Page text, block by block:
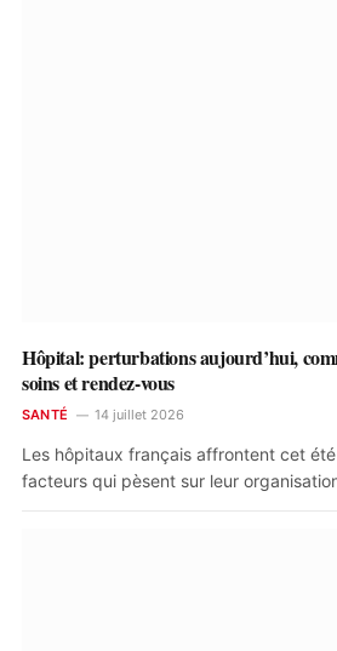
Hôpital: perturbations aujourd’hui,
soins et rendez-vous
SANTÉ 14 juillet 2026
Les hôpitaux français affrontent cet
facteurs qui pèsent sur leur